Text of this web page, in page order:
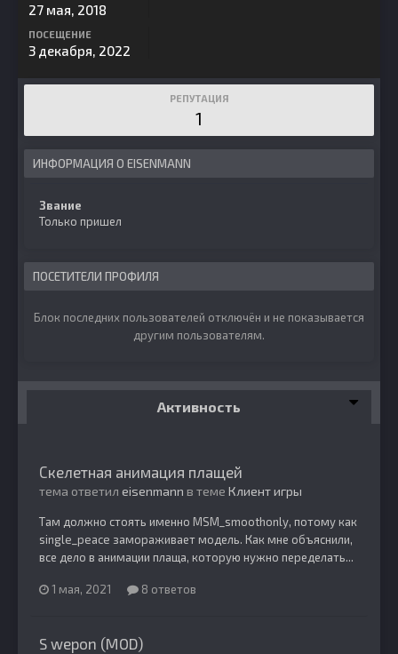
27 мая, 2018
ПОСЕЩЕНИЕ
3 декабря, 2022
РЕПУТАЦИЯ
1
ИНФОРМАЦИЯ О EISENMANN
Звание
Только пришел
ПОСЕТИТЕЛИ ПРОФИЛЯ
Блок последних пользователей отключён и не показывается
другим пользователям.
Активность
Скелетная анимация плащей
тема ответил eisenmann в теме Клиент игры
Там должно стоять именно MSM_smoothonly, потому как
single_peace замораживает модель. Как мне объяснили,
все дело в анимации плаща, которую нужно переделать...
1 мая, 2021 8 ответов
S wepon (MOD)